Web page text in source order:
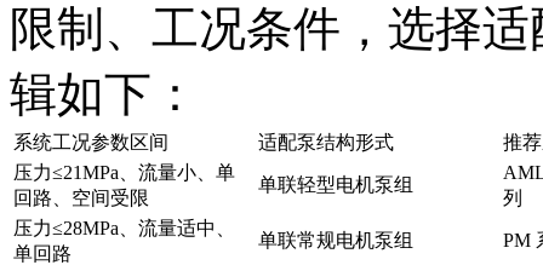
限制、工况条件，选择
辑如下：
系统工况参数区间 适配泵结构形式
推
压力≤21MPa、流量小、单
回路、空间受限
单联轻型电机泵组
列
压力≤28MPa、流量适中、
单回路
单联常规电机泵组 PM